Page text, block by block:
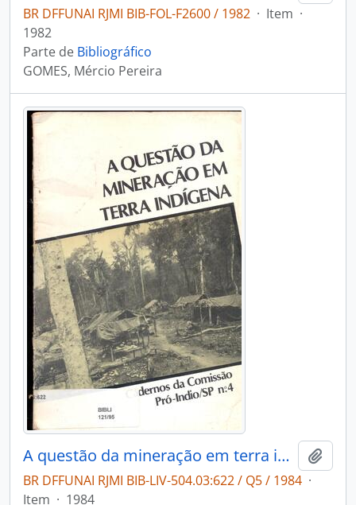
BR DFFUNAI RJMI BIB-FOL-F2600 / 1982 · Item ·
1982
Parte de Bibliográfico
GOMES, Mércio Pereira
A questão da mineração em terra indígena
BR DFFUNAI RJMI BIB-LIV-504.03:622 / Q5 / 1984 ·
Item · 1984